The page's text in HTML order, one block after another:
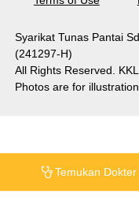
Syarikat Tunas Pantai
(241297-H)
All Rights Reserved.
Photos are for
Temukan Dokter